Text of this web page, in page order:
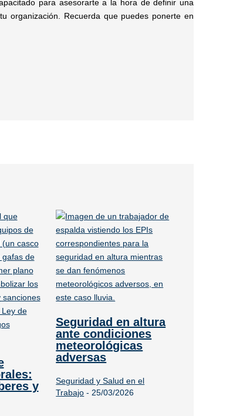
para asesorarte a la hora de definir una
organización. Recuerda que puedes ponerte en
y
Seguridad en altura
ante condiciones
meteorológicas
adversas
Seguridad y Salud en el
Trabajo -25/03/2026